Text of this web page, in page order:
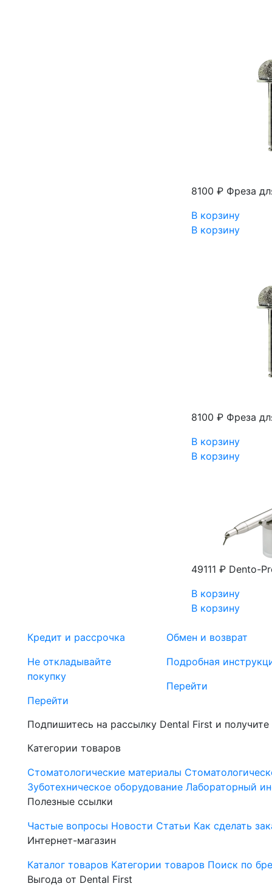
8100 ₽ Фреза
В корзину
В корзину
8100 ₽ Фреза
В корзину
В корзину
49111 ₽ Dento-
В корзину
В корзину
Кредит и рассрочка
Не откладывайте
покупку
Перейти
Обмен и возврат
Подробная
Перейти
Подпишитесь на рассылку Dental First и
Категории товаров
Стоматологические материалы
Зуботехническое оборудование Лабораторный
Полезные ссылки
Частые вопросы Новости Статьи Как сделать
Интернет-магазин
Каталог товаров Категории товаров Поиск по
Выгода от Dental First